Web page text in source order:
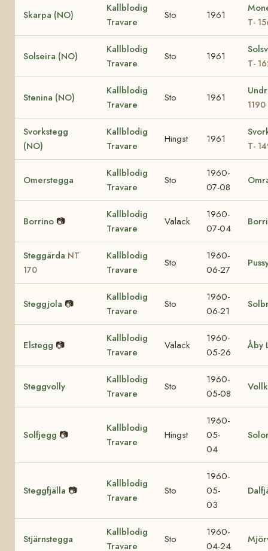
Skarpa (NO)
Kallblodig
Travare
Sto 1961
T-
Solseira (NO)
Kallblodig
Travare
Sto 1961
T-
Stenina (NO)
Kallblodig
Travare
Sto 1961
1190
Svorkstegg
(NO)
Kallblodig
Travare
Hingst 1961
T-
Omerstegga
Kallblodig
Travare
Sto
1960-
07-08
Borrino 📷
Kallblodig
Travare
Valack
1960-
07-04
Steggärda NT
170
Kallblodig
Travare
Sto
1960-
06-27
Steggjola 📷
Kallblodig
Travare
Sto
1960-
06-21
Elstegg 📷
Kallblodig
Travare
Valack
1960-
05-26
Åby
Steggvolly
Kallblodig
Travare
Sto
1960-
05-08
Solfjegg 📷
Kallblodig
Travare
Hingst
1960-
05-
04
Steggfjälla 📷
Kallblodig
Travare
Sto
1960-
05-
03
Stjärnstegga
Kallblodig
Travare
Sto
1960-
04-24